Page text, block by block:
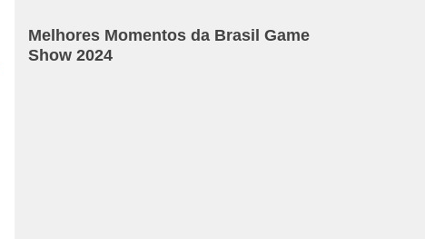
Melhores Momentos da Brasil Game
Show 2024